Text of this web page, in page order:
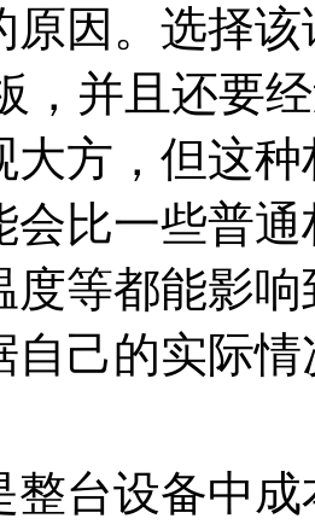
原因。选择
，并且还要
大方，但这
会比一些普
度等都能影
自己的实际
整台设备中